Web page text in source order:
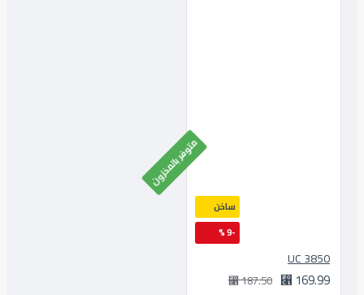
متوفر بالمخزون
169.99 ⃁
187.50 ⃁